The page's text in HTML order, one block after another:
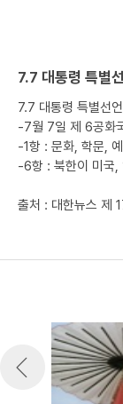
7.7 대통령 특별
7.7 대통령 특별선언
-7월 7일 제 6공화
-1항 : 문화, 학문,
-6항 : 북한이 미국,
출처 : 대한뉴스 제